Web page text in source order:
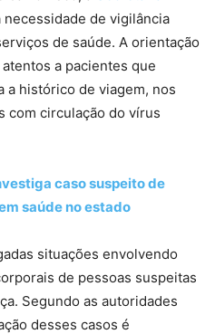
necessidade de vigilância
de saúde. A orientação
a pacientes que
a histórico de viagem, nos
com circulação do vírus
caso suspeito de
saúde no estado
situações envolvendo
de pessoas suspeitas
Segundo as autoridades
desses casos é